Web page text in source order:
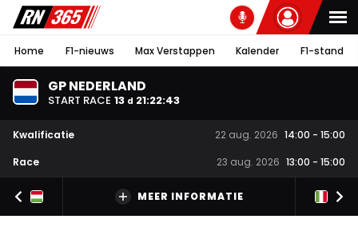
Home F1-nieuws Max Verstappen Kalender F1-stand
GP NEDERLAND
START RACE 13 d 21:22:42
Kwalificatie 22 aug. 2026 14:00 - 15:00
Race
23 aug. 2026 13:00 - 15:00
MEER INFORMATIE